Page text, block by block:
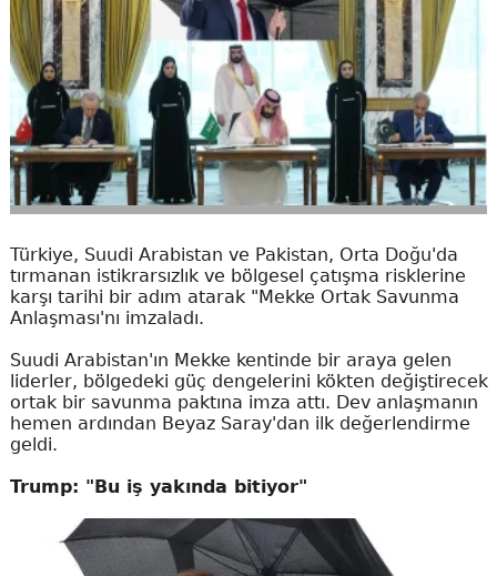
Türkiye, Suudi Arabistan ve Pakistan, Orta Doğu'da
tırmanan istikrarsızlık ve bölgesel çatışma risklerine
karşı tarihi bir adım atarak "Mekke Ortak Savunma
Anlaşması'nı imzaladı.
Suudi Arabistan'ın Mekke kentinde bir araya gelen
liderler, bölgedeki güç dengelerini kökten değiştirecek
ortak bir savunma paktına imza attı. Dev anlaşmanın
hemen ardından Beyaz Saray'dan ilk değerlendirme
geldi.
Trump: "Bu iş yakında bitiyor"